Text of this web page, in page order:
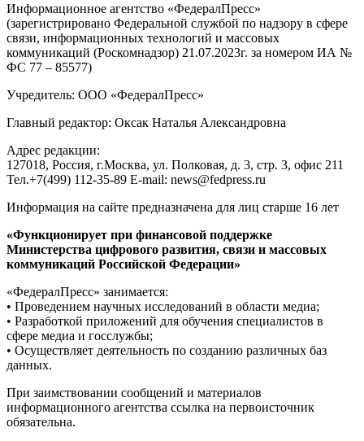
Информационное агентство «ФедералПресс»
(зарегистрировано Федеральной службой по надзору в сфере
связи, информационных технологий и массовых
коммуникаций (Роскомнадзор) 21.07.2023г. за номером ИА №
ФС 77 – 85577)
Учредитель: ООО «ФедералПресс»
Главный редактор: Оксак Наталья Александровна
Адрес редакции:
127018, Россия, г.Москва, ул. Полковая, д. 3, стр. 3, офис 211
Тел.+7(499) 112-35-89 E-mail: news@fedpress.ru
Информация на сайте предназначена для лиц старше 16 лет
«Функционирует при финансовой поддержке
Министерства цифрового развития, связи и массовых
коммуникаций Российской Федерации»
«ФедералПресс» занимается:
• Проведением научных исследований в области медиа;
• Разработкой приложений для обучения специалистов в
сфере медиа и госслужбы;
• Осуществляет деятельность по созданию различных баз
данных.
При заимствовании сообщений и материалов
информационного агентства ссылка на первоисточник
обязательна.